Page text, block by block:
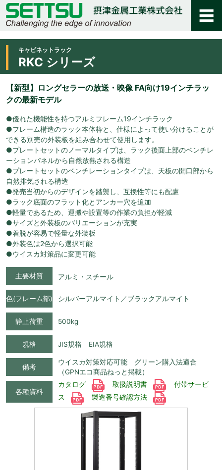
キャビネットラック
RKC シリーズ
【新型】ロングセラーの放送・映像 FA向け19インチラッ
クの最新モデル
●優れた機能性を持つアルミフレーム19インチラック
●フレーム構造のラック本体枠と、仕様によって使い分けることが
できる別売の外装板を組み合わせて使用します。
●プレートセットのノーマルタイプは、ラック後面上部のベンチレ
ーションパネルから自然放熱される構造
●プレートセットのベンチレーションタイプは、天板の開口部から
自然排気される構造
●発売当初からのデザインを踏襲し、互換性等にも配慮
●ラック底面のフラット化とアンカー穴を追加
●軽量であるため、運搬や設置等の作業の負担が軽減
●サイズと外装板のバリエーションが充実
●着脱が容易で軽量な外装板
●外装色は2色から選択可能
●ウイスカ対策品に変更可能
主要材質 アルミ・スチール
色(フレーム部) シルバーアルマイト／ブラックアルマイト
静止荷重 500kg
規格 JIS規格 EIA規格
備考
ウイスカ対策対応可能 グリーン購入法適合
（GPNエコ商品ねっと掲載）
各種資料
カタログ 取扱説明書
付帯サービ
ス
製造番号確認方法